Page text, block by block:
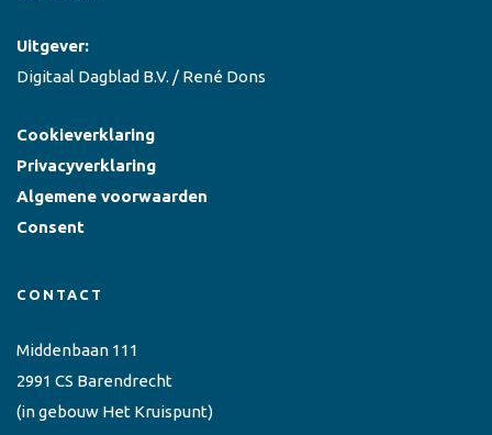
Uitgever:
Digitaal Dagblad B.V. / René Dons
Cookieverklaring
Privacyverklaring
Algemene voorwaarden
Consent
CONTACT
Middenbaan 111
2991 CS Barendrecht
(in gebouw Het Kruispunt)